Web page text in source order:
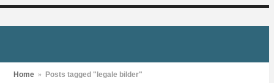
Home » Posts tagged "legale bilder"